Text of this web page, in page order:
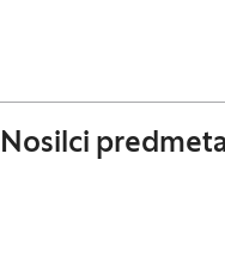
Nosilci predmeta